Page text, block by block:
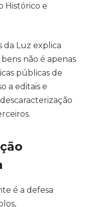
Histórico e
da Luz explica
não é apenas
públicas de
a editais e
é a defesa